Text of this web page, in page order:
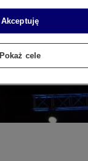
Akceptuję
Pokaż cele